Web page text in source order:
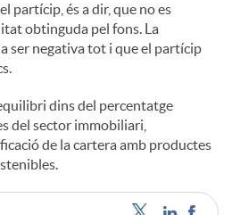
partícip, és a dir, que no es
obtinguda pel fons. La
ser negativa tot i que el partícip
dins del percentatge
del sector immobiliari,
de la cartera amb productes